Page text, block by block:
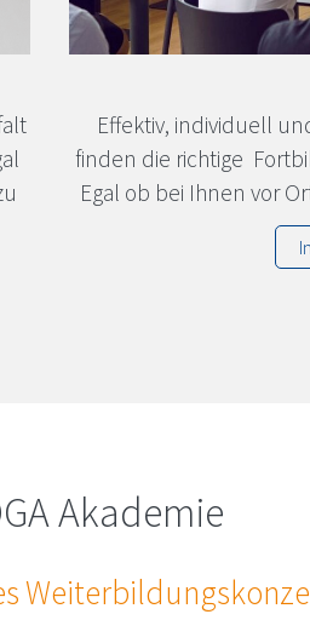
Effektiv, individuell
finden die richtige
Egal ob bei Ihnen vor
Aka­de­mie